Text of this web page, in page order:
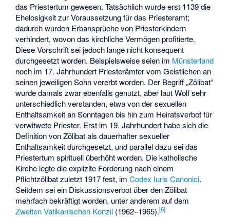
das Priestertum gewesen. Tatsächlich wurde erst 1139 die
Ehelosigkeit zur Voraussetzung für das Priesteramt;
dadurch wurden Erbansprüche von Priesterkindern
verhindert, wovon das kirchliche Vermögen profitierte.
Diese Vorschrift sei jedoch lange nicht konsequent
durchgesetzt worden. Beispielsweise seien im Münsterland
noch im 17. Jahrhundert Priesterämter vom Geistlichen an
seinen jeweiligen Sohn vererbt worden. Der Begriff „Zölibat“
wurde damals zwar ebenfalls genutzt, aber laut Wolf sehr
unterschiedlich verstanden, etwa von der sexuellen
Enthaltsamkeit an Sonntagen bis hin zum Heiratsverbot für
verwitwete Priester. Erst im 19. Jahrhundert habe sich die
Definition von Zölibat als dauerhafter sexueller
Enthaltsamkeit durchgesetzt, und parallel dazu sei das
Priestertum spirituell überhöht worden. Die katholische
Kirche legte die explizite Forderung nach einem
Pflichtzölibat zuletzt 1917 fest, imCodex Iuris Canonici.
Seitdem sei ein Diskussionsverbot über den Zölibat
mehrfach bekräftigt worden, unter anderem auf dem
Zweiten Vatikanischen Konzil (1962–1965).[6]